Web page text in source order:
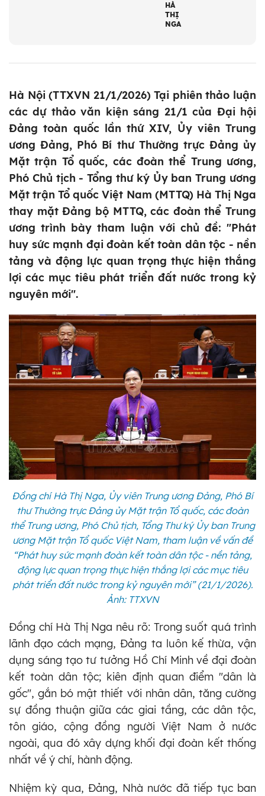
HÀ
THỊ
NGA
Hà Nội (TTXVN 21/1/2026) Tại phiên thảo luận
các dự thảo văn kiện sáng 21/1 của Đại hội
Đảng toàn quốc lần thứ XIV, Ủy viên Trung
ương Đảng, Phó Bí thư Thường trực Đảng ủy
Mặt trận Tổ quốc, các đoàn thể Trung ương,
Phó Chủ tịch - Tổng thư ký Ủy ban Trung ương
Mặt trận Tổ quốc Việt Nam (MTTQ) Hà Thị Nga
thay mặt Đảng bộ MTTQ, các đoàn thể Trung
ương trình bày tham luận với chủ đề: "Phát
huy sức mạnh đại đoàn kết toàn dân tộc - nền
tảng và động lực quan trọng thực hiện thắng
lợi các mục tiêu phát triển đất nước trong kỷ
nguyên mới".
Đồng chí Hà Thị Nga, Ủy viên Trung ương Đảng, Phó Bí
thư Thường trực Đảng ủy Mặt trận Tổ quốc, các đoàn
thể Trung ương, Phó Chủ tịch, Tổng Thư ký Ủy ban Trung
ương Mặt trận Tổ quốc Việt Nam, tham luận về vấn đề
“Phát huy sức mạnh đoàn kết toàn dân tộc - nền tảng,
động lực quan trọng thực hiện thắng lợi các mục tiêu
phát triển đất nước trong kỷ nguyên mới” (21/1/2026).
Ảnh: TTXVN
Đồng chí Hà Thị Nga nêu rõ: Trong suốt quá trình
lãnh đạo cách mạng, Đảng ta luôn kế thừa, vận
dụng sáng tạo tư tưởng Hồ Chí Minh về đại đoàn
kết toàn dân tộc; kiên định quan điểm "dân là
gốc", gắn bó mật thiết với nhân dân, tăng cường
sự đồng thuận giữa các giai tầng, các dân tộc,
tôn giáo, cộng đồng người Việt Nam ở nước
ngoài, qua đó xây dựng khối đại đoàn kết thống
nhất về ý chí, hành động.
Nhiệm kỳ qua, Đảng, Nhà nước đã tiếp tục ban